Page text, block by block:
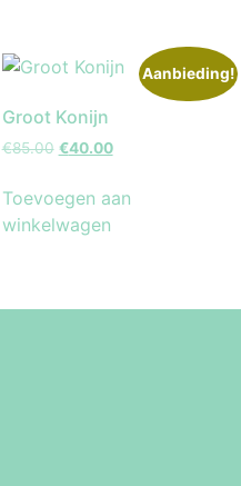
Aanbieding!
Groot Konijn
€85.00 €40.00
Toevoegen aan
winkelwagen